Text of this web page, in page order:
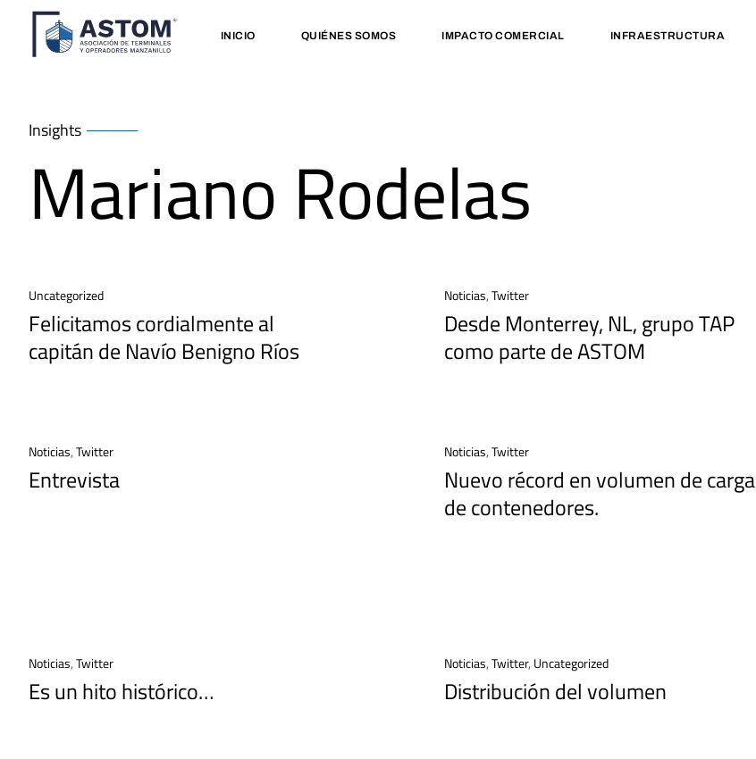
INICIO QUIÉNES SOMOS IMPACTO COMERCIAL INFRAESTRUCTURA
Insights
Mariano Rodelas
Uncategorized
Felicitamos cordialmente al
capitán de Navío Benigno Ríos
Noticias,Twitter
Desde Monterrey, NL, grupo TAP
como parte de ASTOM
Noticias,Twitter
Entrevista
Noticias,Twitter
Nuevo récord en volumen de carga
de contenedores.
Noticias,Twitter
Es un hito histórico…
Noticias,Twitter, Uncategorized
Distribución del volumen